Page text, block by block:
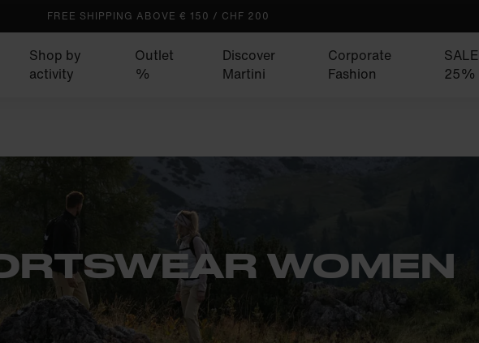
FREE SHIPPING ABOVE € 150 / CHF 200
Shop by
activity
Outlet
%
Discover
Martini
Corporate
Fashion
SALE
25%
WOMEN